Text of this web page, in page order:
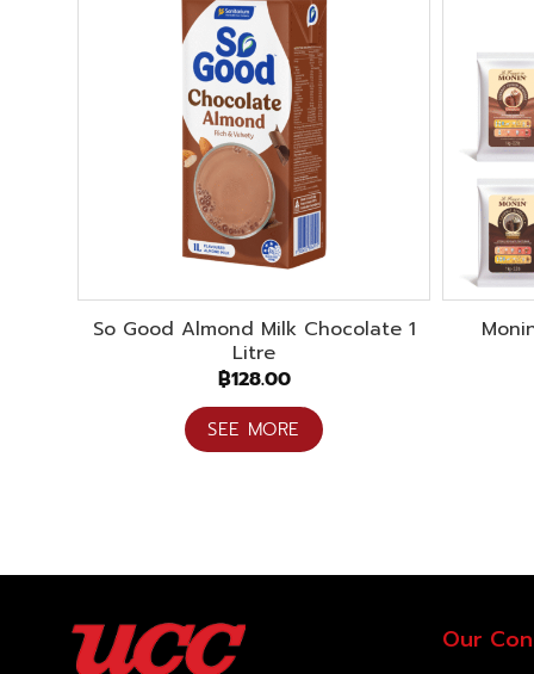
So Good Almond Milk Chocolate 1
Litre
฿128.00
SEE MORE
Our